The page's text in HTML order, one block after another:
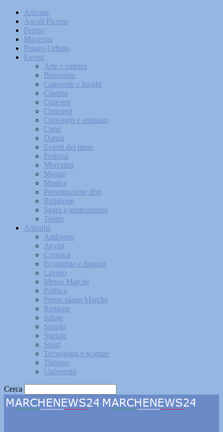
Ancona
Ascoli Piceno
Fermo
Macerata
Pesaro-Urbino
Eventi
Arte e cultura
Benessere
Categorie e luoghi
Cinema
Concerti
Concorsi
Convegni e seminari
Corsi
Danza
Eventi del mese
Festival
Mercatini
Mostre
Musica
Presentazione libri
Religione
Sagra e gastronomia
Teatro
Attualità
Ambiente
Avvisi
Cronaca
Economia e finanza
Lavoro
Meteo Marche
Politica
Primo piano Marche
Regione
Salute
Scuola
Sociale
Sport
Tecnologia e scienze
Turismo
Università
Cerca